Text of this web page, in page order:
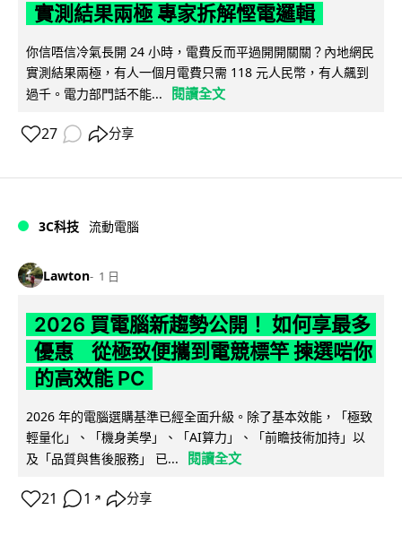
實測結果兩極 專家拆解慳電邏輯
你信唔信冷氣長開 24 小時，電費反而平過開開關關？內地網民
實測結果兩極，有人一個月電費只需 118 元人民幣，有人飆到
過千。電力部門話不能...
閱讀全文
27 分享
3C科技 流動電腦
Lawton 1 日
2026 買電腦新趨勢公開！ 如何享最多
優惠 從極致便攜到電競標竿 揀選啱你
的高效能 PC
2026 年的電腦選購基準已經全面升級。除了基本效能，「極致
輕量化」、「機身美學」、「AI算力」、「前瞻技術加持」以
及「品質與售後服務」 已...
閱讀全文
21 1 ↗ 分享